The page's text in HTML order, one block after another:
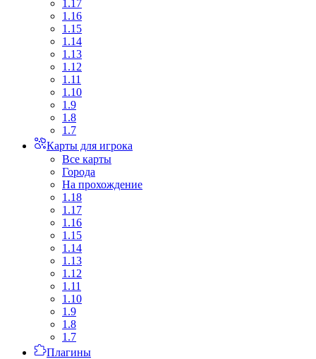
1.17
1.16
1.15
1.14
1.13
1.12
1.11
1.10
1.9
1.8
1.7
Карты для игрока
Все карты
Города
На прохождение
1.18
1.17
1.16
1.15
1.14
1.13
1.12
1.11
1.10
1.9
1.8
1.7
Плагины